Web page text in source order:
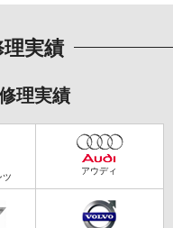
実績
理実績
ツ アウディ